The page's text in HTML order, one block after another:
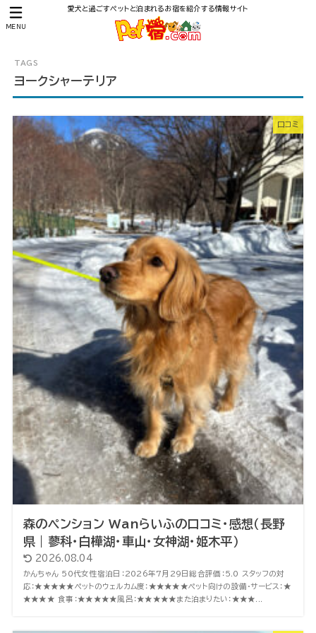
愛犬と過ごすペットと泊まれるお宿を紹介する情報サイト
MENU
ヨークシャーテリア
口コミ
森のペンション Wanらいふの口コミ・感想（長野
県｜蓼科・白樺湖・車山・女神湖・姫木平）
2026.08.04
かんちゃん 50代女性宿泊日：2026年7月29日総合評価：5.0 スタッフの対
応：★★★★★ペットのウェルカム度：★★★★★ペット向けの設備・サービス：★
★★★★ 食事：★★★★★風呂：★★★★★また泊まりたい：★★★...